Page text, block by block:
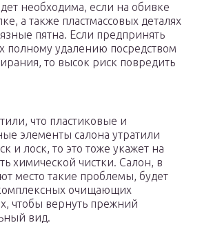
необходима, если на обивке
а также пластмассовых деталях
пятна. Если предпринять
полному удалению посредством
то высок риск повредить
что пластиковые и
элементы салона утратили
и лоск, то это тоже укажет на
химической чистки. Салон, в
место такие проблемы, будет
очищающих
чтобы вернуть прежний
вид.